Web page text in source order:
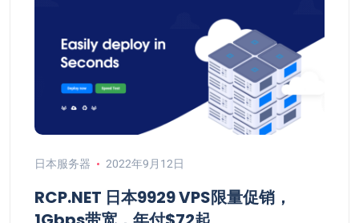
日本服务器 2022年9月12日
RCP.NET 日本9929 VPS限量促销，